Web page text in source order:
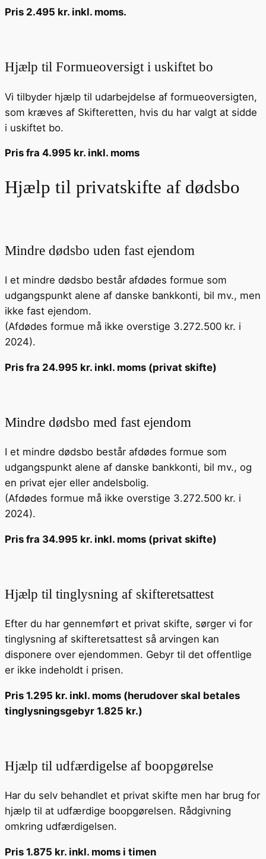
Pris 2.495 kr. inkl. moms.
Hjælp til Formueoversigt i uskiftet bo
Vi tilbyder hjælp til udarbejdelse af formueoversigten,
som kræves af Skifteretten, hvis du har valgt at sidde
i uskiftet bo.
Pris fra 4.995 kr. inkl. moms
Hjælp til privatskifte af dødsbo
Mindre dødsbo uden fast ejendom
I et mindre dødsbo består afdødes formue som
udgangspunkt alene af danske bankkonti, bil mv., men
ikke fast ejendom.
(Afdødes formue må ikke overstige 3.272.500 kr. i
2024).
Pris fra 24.995 kr. inkl. moms (privat skifte)
Mindre dødsbo med fast ejendom
I et mindre dødsbo består afdødes formue som
udgangspunkt alene af danske bankkonti, bil mv., og
en privat ejer eller andelsbolig.
(Afdødes formue må ikke overstige 3.272.500 kr. i
2024).
Pris fra 34.995 kr. inkl. moms (privat skifte)
Hjælp til tinglysning af skifteretsattest
Efter du har gennemført et privat skifte, sørger vi for
tinglysning af skifteretsattest så arvingen kan
disponere over ejendommen. Gebyr til det offentlige
er ikke indeholdt i prisen.
Pris 1.295 kr. inkl. moms (herudover skal betales
tinglysningsgebyr 1.825 kr.)
Hjælp til udfærdigelse af boopgørelse
Har du selv behandlet et privat skifte men har brug for
hjælp til at udfærdige boopgørelsen. Rådgivning
omkring udfærdigelsen.
Pris 1.875 kr. inkl. moms i timen